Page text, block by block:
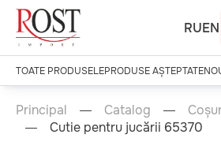
RUEN
TOATE PRODUSELEPRODUSE AȘTEPTATE
Principal Catalog
Cutie pentru jucării 65370